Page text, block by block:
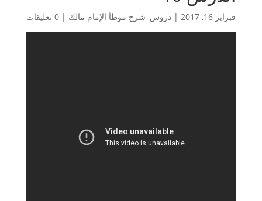
فبراير 16, 2017 | دروس, شرح موطأ الإمام مالك | 0 تعليقات